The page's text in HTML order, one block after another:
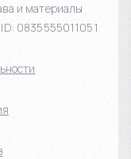
и материалы
0835555011051